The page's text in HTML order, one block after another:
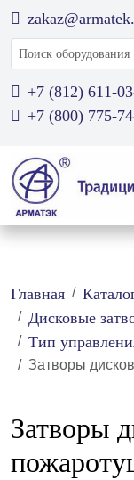
Поиск оборудования
+7 (812) 611-
+7 (800) 775-
Главная
Дисковые
Тип
Затворы
Затворы